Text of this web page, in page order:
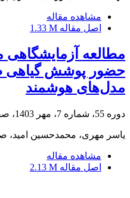
مشاهده مقاله
اصل مقاله 1.33 M
مطالعه آزمایشگاهی
حضور پوشش گیاهی
مدل‌های هوشمند
دوره 55، شماره 7، مهر 1403، صفحه
یاسر مهری، محمدحسین امید،
مشاهده مقاله
اصل مقاله 2.13 M